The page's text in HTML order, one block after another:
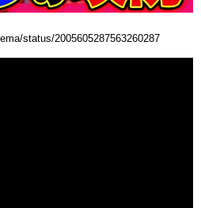
status/2005605287563260287